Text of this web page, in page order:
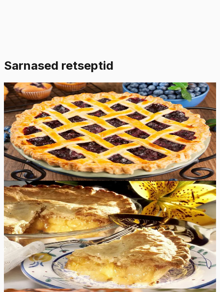
Sarnased retseptid
Raske 5.0Hinnang:(6)
Mustikapirukas
Siin on äge mustikapiruka retsept! Lihtne ja kerge
isetehtud taina ja põhjaga pirukas viib keele alla.
130min
8tk
Raske
5.0Hinnang:(9)
Õunapirukas
See on lihtne ja nauditav magustoit sobib lauale igaks
pühaks. See õunapirukas on suussulava kaneelise
õunatäidise ning krõbeda koorikuga.
95min
8tk